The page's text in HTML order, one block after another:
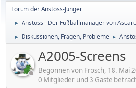
Forum der Anstoss-Jünger
► Anstoss - Der Fußballmanager von
► Diskussionen, Fragen, Probleme ►
A2005-Screens
Begonnen von Frosch, 18. Mai
0 Mitglieder und 3 Gäste